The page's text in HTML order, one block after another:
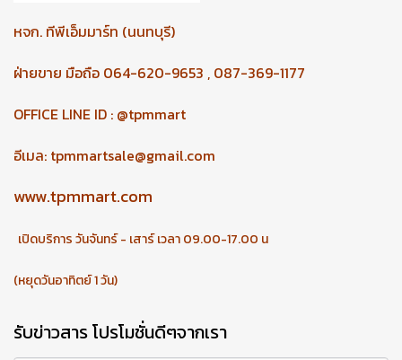
หจก. ทีพีเอ็มมาร์ท (นนทบุรี)
ฝ่ายขาย มือถือ 064-620-9653 , 087-369-1177
OFFICE LINE ID : @tpmmart
อีเมล: tpmmartsale@gmail.com
www.tpmmart.com
เปิดบริการ วันจันทร์ - เสาร์ เวลา 09.00-17.00 น
(หยุดวันอาทิตย์ 1 วัน)
รับข่าวสาร โปรโมชั่นดีๆจากเรา